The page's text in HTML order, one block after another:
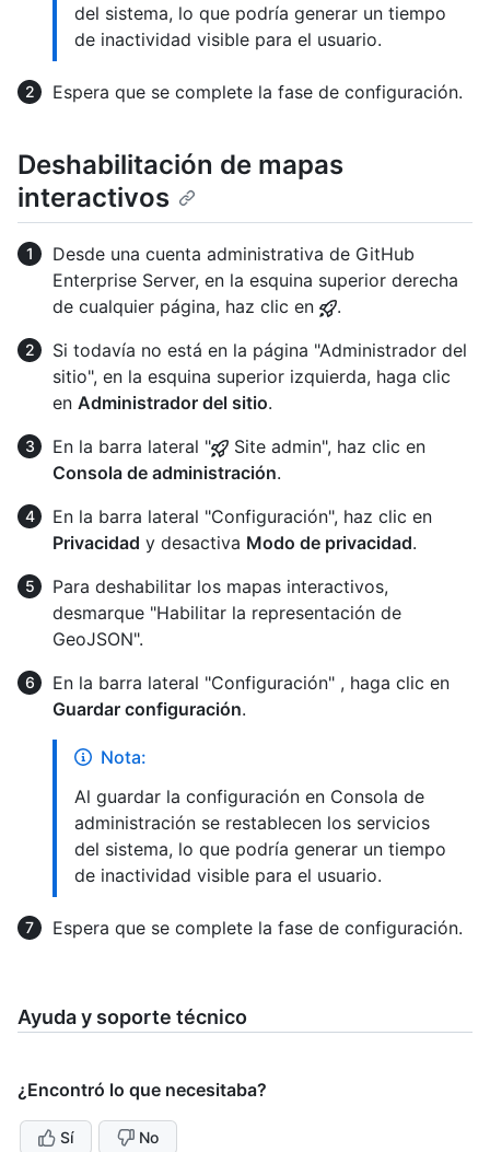
del sistema, lo que podría generar un tiempo
de inactividad visible para el usuario.
Espera que se complete la fase de configuración.
Deshabilitación de mapas
interactivos
Desde una cuenta administrativa de GitHub
Enterprise Server, en la esquina superior derecha
de cualquier página, haz clic en
.
Si todavía no está en la página "Administrador del
sitio", en la esquina superior izquierda, haga clic
en Administrador del sitio.
En la barra lateral "
Site admin", haz clic en
Consola de administración.
En la barra lateral "Configuración", haz clic en
Privacidad y desactiva Modo de privacidad.
Para deshabilitar los mapas interactivos,
desmarque "Habilitar la representación de
GeoJSON".
En la barra lateral "Configuración" , haga clic en
Guardar configuración.
Nota:
Al guardar la configuración en Consola de
administración se restablecen los servicios
del sistema, lo que podría generar un tiempo
de inactividad visible para el usuario.
Espera que se complete la fase de configuración.
Ayuda y soporte técnico
¿Encontró lo que necesitaba?
Sí No